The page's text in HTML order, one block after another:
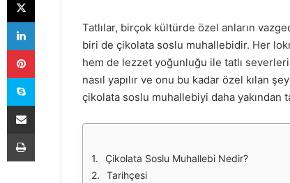
Tatlılar, birçok kültürde özel anların
biri de çikolata soslu muhallebidir. Her
hem de lezzet yoğunluğu ile tatlı
nasıl yapılır ve onu bu kadar özel kılan
çikolata soslu muhallebiyi daha yakından
Çikolata Soslu Muhallebi Nedir?
Tarihçesi
LinkedIn
Pinterest
Skype
E-Posta ile paylaş